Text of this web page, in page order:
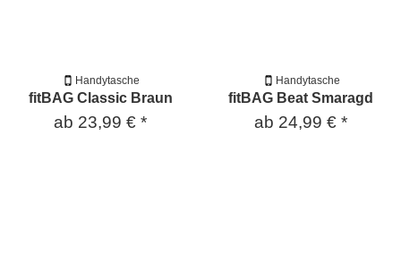
Handytasche
fitBAG Classic Braun
ab 23,99 € *
Handytasche
fitBAG Beat Smaragd
ab 24,99 € *